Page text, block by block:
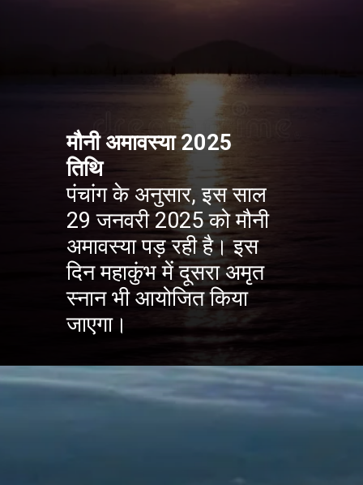
मौनी अमावस्या 2025
तिथि
पंचांग के अनुसार, इस साल
29 जनवरी 2025 को मौनी
अमावस्या पड़ रही है। इस
दिन महाकुंभ में दूसरा अमृत
स्नान भी आयोजित किया
जाएगा।